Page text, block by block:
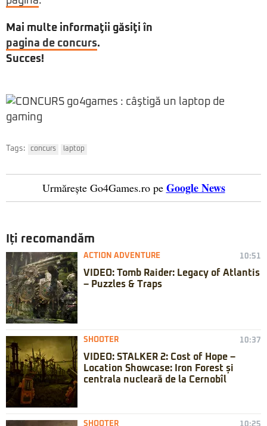
Mai multe informaţii găsiţi în
pagina de concurs.
Succes!
Tags: concurs laptop
Urmărește Go4Games.ro pe Google News
Iți recomandăm
ACTION ADVENTURE 10:51
VIDEO: Tomb Raider: Legacy of Atlantis
– Puzzles & Traps
SHOOTER 10:37
VIDEO: STALKER 2: Cost of Hope –
Location Showcase: Iron Forest și
centrala nucleară de la Cernobîl
SHOOTER